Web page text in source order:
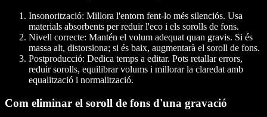
Insonorització: Millora l'entorn fent-lo més silenciós. Usa
materials absorbents per reduir l'eco i els sorolls de fons.
Nivell correcte: Mantén el volum adequat quan gravis. Si és
massa alt, distorsiona; si és baix, augmentarà el soroll de fons.
Postproducció: Dedica temps a editar. Pots retallar errors,
reduir sorolls, equilibrar volums i millorar la claredat amb
equalització i normalització.
Com eliminar el soroll de fons d'una gravació